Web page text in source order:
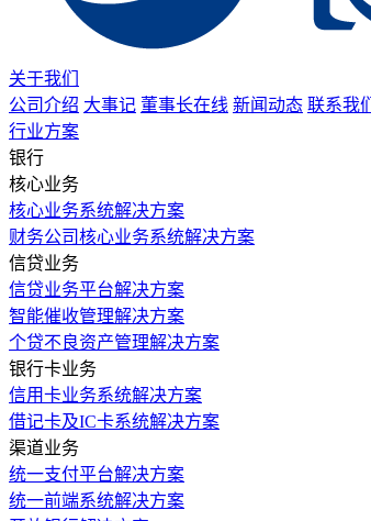
关于我们
公司介绍 大事记 董事长在线 新闻动态 联系我们
行业方案
银行
核心业务
核心业务系统解决方案
财务公司核心业务系统解决方案
信贷业务
信贷业务平台解决方案
智能催收管理解决方案
个贷不良资产管理解决方案
银行卡业务
信用卡业务系统解决方案
借记卡及IC卡系统解决方案
渠道业务
统一支付平台解决方案
统一前端系统解决方案